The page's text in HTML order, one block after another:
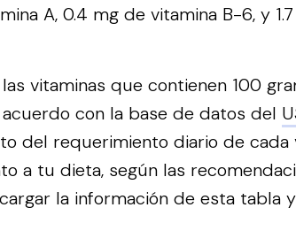
A, 0.4 mg de vitamina B-6, y
vitaminas que contienen 100
con la base de datos del
del requerimiento diario de
a tu dieta, según las
la información de esta tabla